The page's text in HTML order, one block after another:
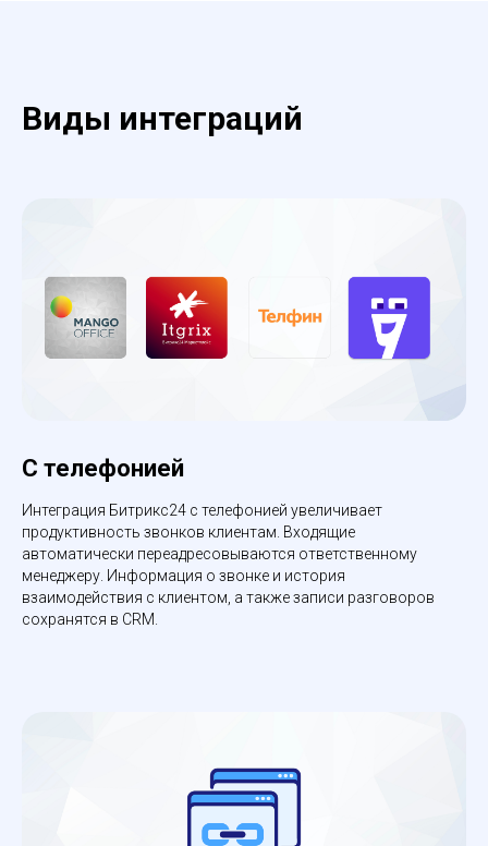
Виды интеграций
С телефонией
Интеграция Битрикс24 с телефонией увеличивает
продуктивность звонков клиентам. Входящие
автоматически переадресовываются ответственному
менеджеру. Информация о звонке и история
взаимодействия с клиентом, а также записи разговоров
сохранятся в CRM.